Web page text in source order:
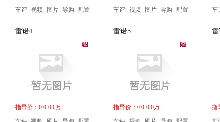
车评 视频 图片 导购 配置
车评 视频 图片 导购 配置
车
雷诺4
指导价：0.0-0.0万
雷诺5
指导价：0.0-0.0万
雷
指